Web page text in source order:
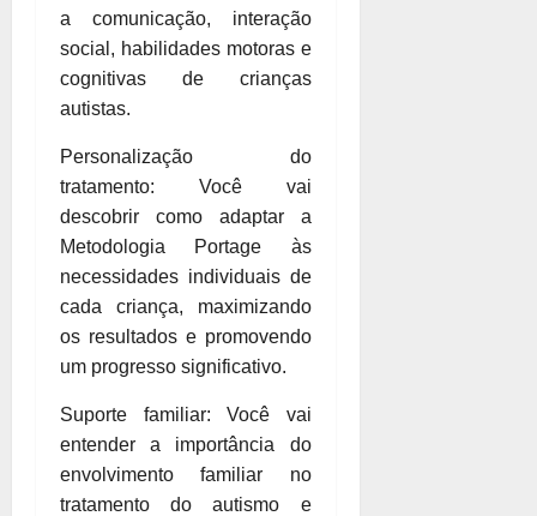
a comunicação, interação
social, habilidades motoras e
cognitivas de crianças
autistas.
Personalização do
tratamento: Você vai
descobrir como adaptar a
Metodologia Portage às
necessidades individuais de
cada criança, maximizando
os resultados e promovendo
um progresso significativo.
Suporte familiar: Você vai
entender a importância do
envolvimento familiar no
tratamento do autismo e